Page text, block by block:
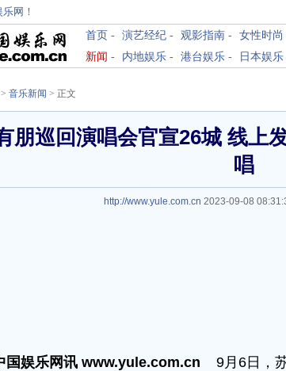
乐网 ！
首页 - 演艺经纪 - 观影指南 - 女性时尚
新闻 - 内地娱乐 - 港台娱乐 - 日本娱乐
> 音乐新闻 > 正文
朋巡回演唱会官宣26城 线上
唱
http://www.yule.com.cn 2023-09-08
国娱乐网讯 www.yule.com.cn 9月6日，